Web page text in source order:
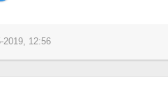
2019, 12:56